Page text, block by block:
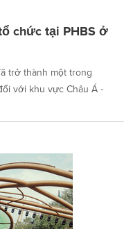
chức tại PHBS ở
trở thành một trong
với khu vực Châu Á -